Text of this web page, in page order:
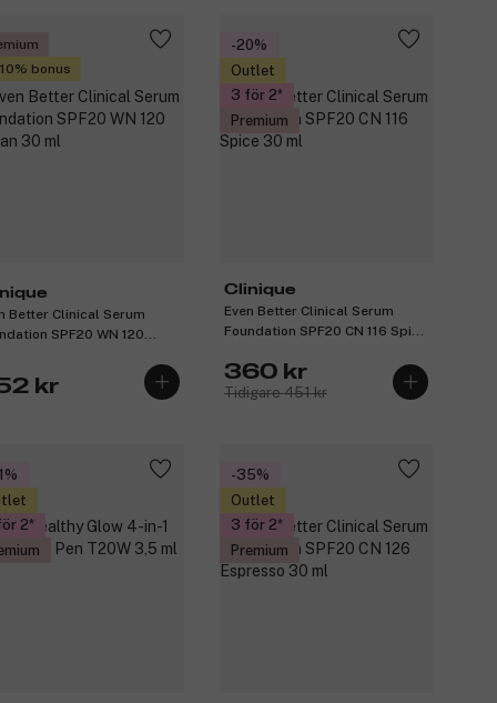
bonus
Better Clinical Serum
SPF20 WN 120
kr
-20%
Outlet
3 för 2
Premium
Clinique
Even Better Clinical Serum
Foundation SPF20 CN 116 Spice
360 kr
Tidigare 451 kr
2
-35%
Outlet
3 för 2
Premium